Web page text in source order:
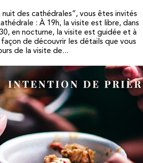
nuit des cathédrales”, vous êtes invités
: À 19h, la visite est libre, dans
en nocturne, la visite est guidée et à
de découvrir les détails que vous
de la visite de...